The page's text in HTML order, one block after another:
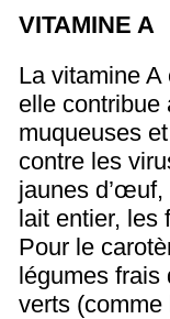
VITAMINE A
La vitamine A
elle contribue
muqueuses
contre les
jaunes
lait entier, les
Pour le
légumes frais
verts (comme